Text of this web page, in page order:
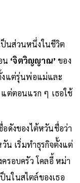
ป็นส่วนหนึ่งในชีวิต
น ‘จิตวิญญาณ’ ของ
งแต่รุ่นพ่อแม่และ
ต่ตอนแรก ๆ เธอใช้
ดังของไต้หวันชื่อว่า
วัน เริ่มทำธุรกิจตั้งแต่
รอบครัว โคลอี้ หม่า
นในสไตล์ของเธอ